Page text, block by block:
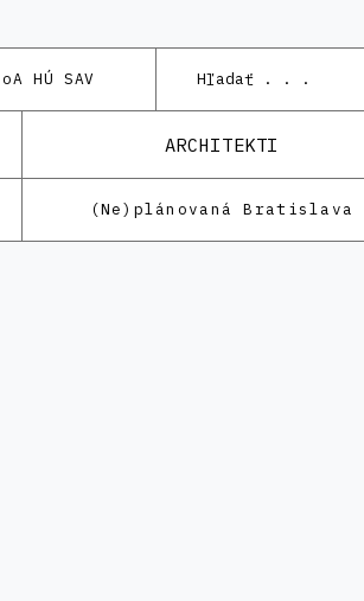
oA HÚ SAV
ARCHITEKTI
(Ne)plánovaná Bratislava